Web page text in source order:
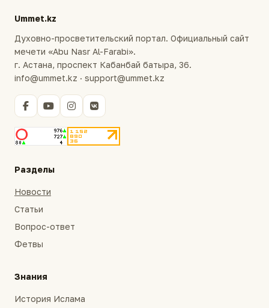
Ummet.kz
Духовно-просветительский портал. Официальный сайт
мечети «Abu Nasr Al-Farabi».
г. Астана, проспект Кабанбай батыра, 36.
info@ummet.kz · support@ummet.kz
Разделы
Новости
Статьи
Вопрос-ответ
Фетвы
Знания
История Ислама